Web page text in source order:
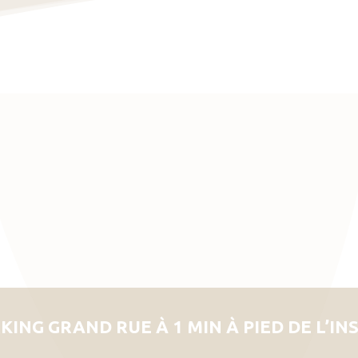
GRAND RUE À 1 MIN À PIED DE